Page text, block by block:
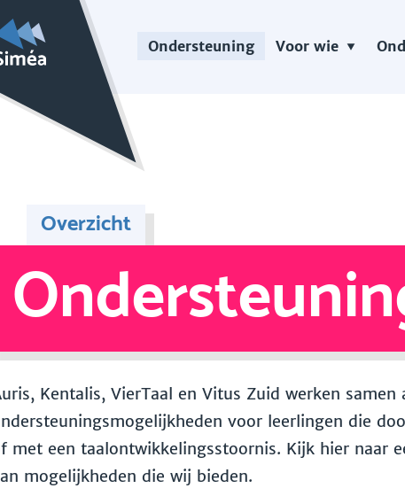
Ondersteuning Voor wie
Overzicht
Kentalis, VierTaal en Vitus Zuid werken samen
voor leerlingen die
met een taalontwikkelingsstoornis. Kijk hier naar
mogelijkheden die wij bieden.